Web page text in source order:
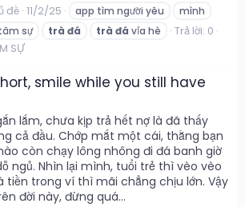
đề 11/2/25 app tìm người yêu
mình
sự trà đá trà đá vỉa hè
Trả lời: 0
SỰ
smile while you still have
lắm, chưa kịp trả hết nợ là đã thấy
cả đầu. Chớp mắt một cái, thằng bạn
còn chạy lông nhông đi đá banh giờ
ngủ. Nhìn lại mình, tuổi trẻ thì vèo vèo
tiền trong ví thì mãi chẳng chịu lớn. Vậy
đời này, đừng quá...